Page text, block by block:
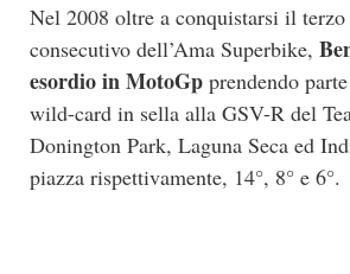
Nel 2008 oltre a conquistarsi il
consecutivo dell’Ama Superbike,
esordio in MotoGp prendendo
wild-card in sella alla GSV-R del
Donington Park, Laguna Seca ed
piazza rispettivamente, 14°, 8° e 6°.